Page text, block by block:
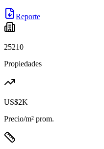
Reporte
25210
Propiedades
US$2K
Precio/m² prom.